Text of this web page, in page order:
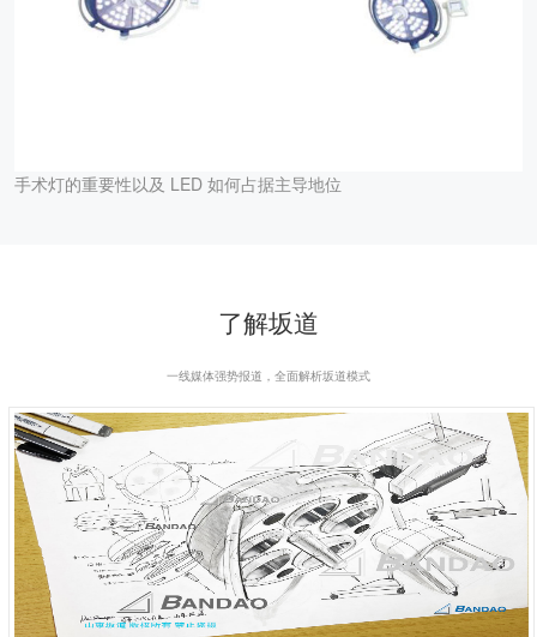
手术灯的重要性以及 LED 如何占据主导地位
了解坂道
一线媒体强势报道，全面解析坂道模式